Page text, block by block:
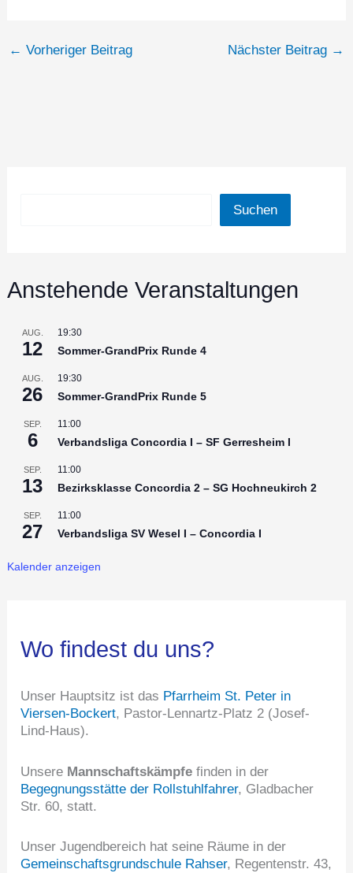
← Vorheriger Beitrag Nächster Beitrag →
Suchen
Anstehende Veranstaltungen
AUG.
12
19:30
Sommer-GrandPrix Runde 4
AUG.
26
19:30
Sommer-GrandPrix Runde 5
SEP.
6
11:00
Verbandsliga Concordia I – SF Gerresheim I
SEP.
13
11:00
Bezirksklasse Concordia 2 – SG Hochneukirch 2
SEP.
27
11:00
Verbandsliga SV Wesel I – Concordia I
Kalender anzeigen
Wo findest du uns?
Unser Hauptsitz ist das Pfarrheim St. Peter in
Viersen-Bockert, Pastor-Lennartz-Platz 2 (Josef-
Lind-Haus).
Unsere Mannschaftskämpfe finden in der
Begegnungsstätte der Rollstuhlfahrer, Gladbacher
Str. 60, statt.
Unser Jugendbereich hat seine Räume in der
Gemeinschaftsgrundschule Rahser, Regentenstr. 43,